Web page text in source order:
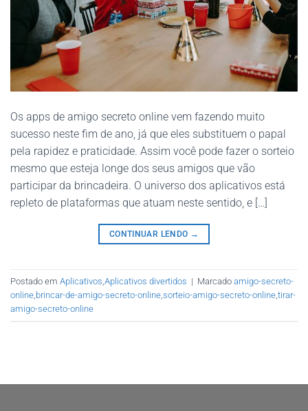
Os apps de amigo secreto online vem fazendo muito
sucesso neste fim de ano, já que eles substituem o papal
pela rapidez e praticidade. Assim você pode fazer o sorteio
mesmo que esteja longe dos seus amigos que vão
participar da brincadeira. O universo dos aplicativos está
repleto de plataformas que atuam neste sentido, e […]
CONTINUAR LENDO →
Postado em Aplicativos Aplicativos divertidos | Marcado amigo-secreto-
online brincar-de-amigo-secreto-online sorteio-amigo-secreto-online tirar-
amigo-secreto-online